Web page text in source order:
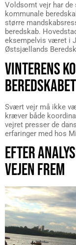
Voldsomt vejr har
kommunale
større
beredskab.
eksempelvis været i
Østsjællands
VINTERENS
BEREDSKABET
Svært vejr må ikke
kræver både
vejret presser de
erfaringer med hos
EFTER
VEJEN FREM